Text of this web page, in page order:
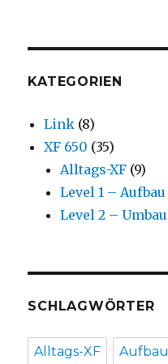
KATEGORIEN
Link (8)
XF 650 (35)
Alltags-XF (9)
Level 1 – Aufbau
Level 2 – Umbau
SCHLAGWÖRTER
Alltags-XF Aufbau